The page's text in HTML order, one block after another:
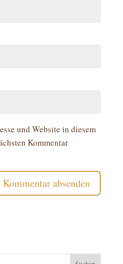
und Website in diesem
Kommentar